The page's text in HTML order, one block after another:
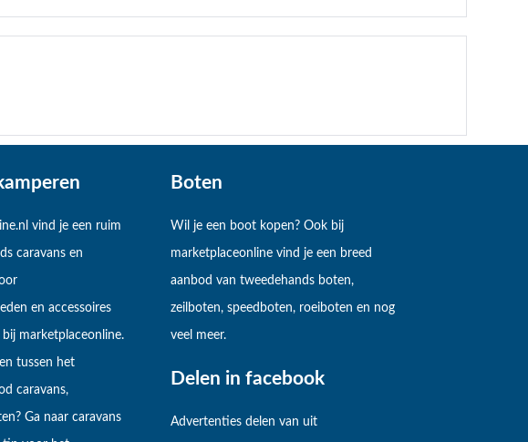
vind je een ruim
caravans en
en accessoires
marketplaceonline.
tussen het
caravans,
Ga naar caravans
Boten
Wil je een boot kopen? Ook bij
marketplaceonline vind je een breed
aanbod van tweedehands boten,
zeilboten, speedboten, roeiboten en nog
veel meer.
Delen in facebook
Advertenties delen van uit